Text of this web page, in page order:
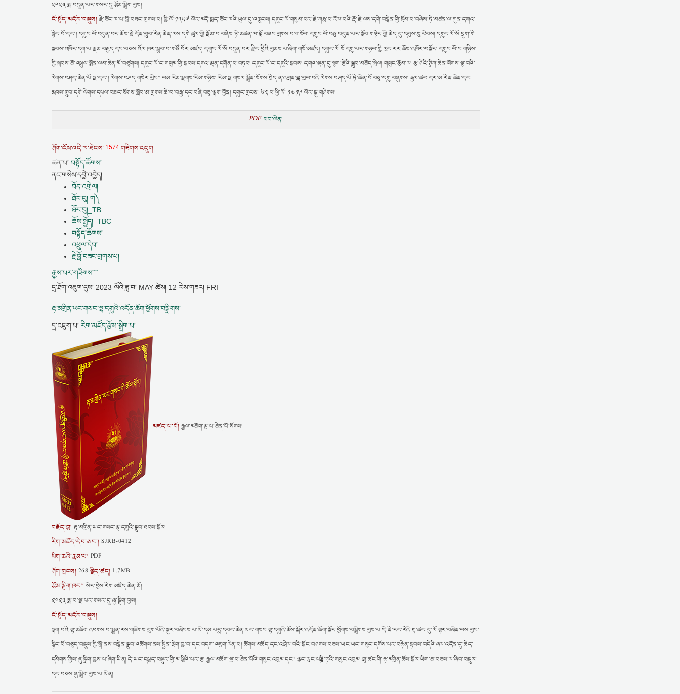
༢༠༢༣ ཟླ་བདུན་པར་གསར་དུ་རྩོམ་སྒྲིག་བྱས།
ངོ་སྤྲོད་མདོར་བསྡུས། རྗེ་ཙོང་ཁ་པ་བློ་བཟང་གྲགས་པ། ཕྱི་ལོ་༡༣༥༧ ལོར་མདོ་སྨད་ཙོང་ཁའི་ཡུལ་དུ་འཁྲུངས། དགུང་ལོ་གསུམ་པར་རྗེ་ཀརྨ་པ་རོལ་བའི་རྡོ་རྗེ་ལས་དགེ་བསྙེན་གྱི་སྡོམ་པ་བཞེས་ཏེ་མཚན་ལ་ཀུན་དགའ་
སྙིང་པོ་དང་། དགུང་ལོ་བདུན་པར་ཆོས་རྗེ་དོན་གྲུབ་རིན་ཆེན་ལས་དགེ་ཚུལ་གྱི་སྡོམ་པ་བཞེས་ཏེ་མཚན་ལ་བློ་བཟང་གྲགས་པ་གསོལ། དགུང་ལོ་བཅུ་བདུན་པར་སློབ་གཉེར་གྱི་ཆེད་དུ་དབུས་སུ་ཕེབས། དགུང་ལོ་སོ་དྲུག་གི་
སྐབས་འཁོར་དག་པ་རྣམ་བརྒྱད་དང་བཅས་འོལ་ཁར་སྒྲུབ་པ་གཙོ་བོར་མཛད། དགུང་ལོ་སོ་བདུན་པར་རྫིང་ཕྱིའི་བྱམས་པ་ཞིག་གསོ་མཛད། དགུང་ལོ་སོ་དགུ་པར་གཉལ་གྱི་ལུང་རར་ཆོས་འཁོར་བསྐོར། དགུང་ལོ་ང་གཉིས་
ཀྱི་སྐབས་ཆོ་འཕྲུལ་སྨོན་ལམ་ཆེན་མོ་བཙུགས། དགུང་ལོ་ང་གསུམ་གྱི་སྐབས་དགའ་ལྡན་དགོན་པ་བཏབ། དགུང་ལོ་ང་དགུའི་སྐབས། དགའ་ལྡན་དུ་སྟག་རྩེའི་སྒྲུབ་མཆོད་སྤེལ། གསུང་རྩོམ་ལ། རྩ་ཤེའི་ཊཱིཀ་ཆེན་སོགས་ལྟ་བའི་
ལེགས་བཤད་ཆེན་པོ་ལྔ་དང་། ལེགས་བཤད་གསེར་ཕྲེང་། ལམ་རིམ་སྔགས་རིམ་གཉིས། རིམ་ལྔ་གསལ་སྒྲོན་སོགས་སྲིད་ན་འགྲན་ཟླ་བྲལ་བའི་ལེགས་བཤད་པོ་ཏི་ཆེན་པོ་བཅུ་དགུ་བཞུགས། རྒྱལ་ཚབ་དར་མ་རིན་ཆེན་དང་
མཁས་གྲུབ་དགེ་ལེགས་དཔལ་བཟང་སོགས་སློབ་མ་གྲགས་ཆེ་བ་བརྒྱ་དང་བཞི་བཅུ་ལྷག་བྱོན། དགུང་གྲངས་ ༦༣ པ་ཕྱི་ལོ་ ༡༤༡༩ ལོར་སྐུ་གཤེགས།
PDF ཕབ་ལེན།
ཤོག་ངོས་འདི་ལ་ཐེངས་ 1574གཟིགས་འདུག
ཚན་པ། བསྟོད་ཚོགས།
ནང་གསེས་དབྱེ་འབྱེད།
བོད་འགྲེལ།
ཐོར་བུ། ག༽
ཐོར་བུ།_TB
ཆོས་སྤྱོད།_TBC
བསྟོད་ཚོགས།
འཕྲུལ་དེབ།
རྗེ་བློ་བཟང་གྲགས་པ།
རྒྱས་པར་གཟིགས་་་་
དྲ་ཐོག་འཇུག་དུས། 2023 ལོའི་ཟླ་བ། MAY ཚེས། 12 རེས་གཟའ། FRI
རྟ་མགྲིན་ཡང་གསང་ལྷ་དགུའི་འདོན་ཆོག་ཕྱོགས་བསྒྲིགས།
དྲ་འཇུག་པ། རིག་མཛོད་རྩོམ་སྒྲིག་པ།
མཛད་པ་པོ།རྒྱལ་མཆོག་ལྔ་པ་ཆེན་པོ་སོགས།
བརྗོད་བྱ།རྟ་མགྲིན་ཡང་གསང་ལྷ་དགུའི་སྒྲུབ་ཐབས་སྐོར།
རིག་མཛོད་དེབ་ཨང་།SJRB-0412
ཡིག་ཆའི་རྣམ་པ། PDF
ཤོག་གྲངས། 268 ལྗིད་ཚད། 1.7MB
རྩོམ་སྒྲིག་ཁང་།སེར་བྱེས་རིག་མཛོད་ཆེན་མོ།
༢༠༢༣ ཟླ་བ་ལྔ་པར་གསར་དུ་ཞུ་སྒྲིག་བྱས།
ངོ་སྤྲོད་མདོར་བསྡུས།
ལྷག་པའི་ལྷ་མཆོག་འཕགས་པ་སྤྱན་རས་གཟིགས་དྲག་པོའི་སྐུར་བཞེངས་པ་ཡི་དམ་པདྨ་དབང་ཆེན་ཡང་གསང་ལྷ་དགུའི་ཆོས་སྐོར་འདོན་ཆོག་སྐོར་ཕྱོགས་བསྒྲིགས་བྱས་པ་དེ་ནི་རང་རེའི་གྲྭ་ཚང་དུ་ལོ་ལྟར་བཞིན་ལས་བྱང་
སྙིང་པོ་བཅུད་བསྡུས་ཀྱི་སྒོ་ནས་བསྙེན་སྒྲུབ་འཚོགས་ནས་སྦྱིན་སྲེག་བྱ་བ་དང་བདག་འཇུག་ལེན་པ། ཚོགས་མཆོད་དང་འབྲེལ་བའི་སྐོང་བཤགས་བཅས་ཡང་ཡང་གསུང་དགོས་པར་བརྟེན་སྟབས་བདེའི་ཞལ་འདོན་དུ་ཆེད་
དམིགས་ཀྱིས་ཞུ་སྒྲིག་བྱས་པ་ཞིག་ཡིན། དེ་ཡང་དཔྱད་བསྡུར་གྱི་མ་ཕྱིའི་པར་རྩ། རྒྱལ་མཆོག་ལྔ་པ་ཆེན་པོའི་གསུང་འབུམ་དང་། ལྕང་ལུང་པཎྜི་ཏའི་གསུང་འབུམ། གྲྭ་ཚང་གི་རྟ་མགྲིན་ཆོས་སྐོར་ཡིག་ཆ་བཅས་ལ་ཞིབ་བསྡུར་
དང་བཅས་ཞུ་སྒྲིག་བྱས་པ་ཡིན།